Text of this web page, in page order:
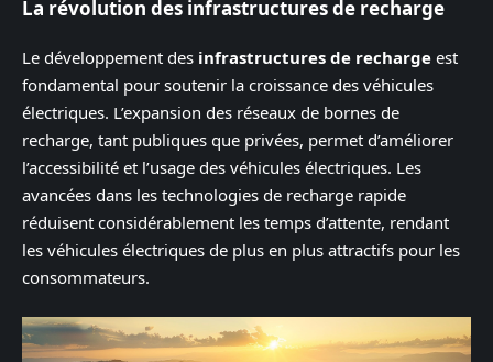
La révolution des infrastructures de recharge
Le développement des infrastructures de recharge est
fondamental pour soutenir la croissance des véhicules
électriques. L’expansion des réseaux de bornes de
recharge, tant publiques que privées, permet d’améliorer
l’accessibilité et l’usage des véhicules électriques. Les
avancées dans les technologies de recharge rapide
réduisent considérablement les temps d’attente, rendant
les véhicules électriques de plus en plus attractifs pour les
consommateurs.